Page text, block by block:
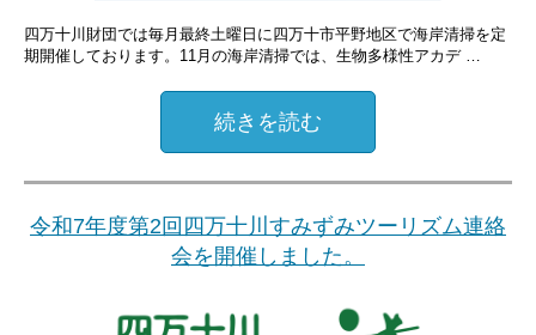
四万十川財団では毎月最終土曜日に四万十市平野地区で海岸清掃を定
期開催しております。11月の海岸清掃では、生物多様性アカデ …
続きを読む
令和7年度第2回四万十川すみずみツーリズム連絡
会を開催しました。